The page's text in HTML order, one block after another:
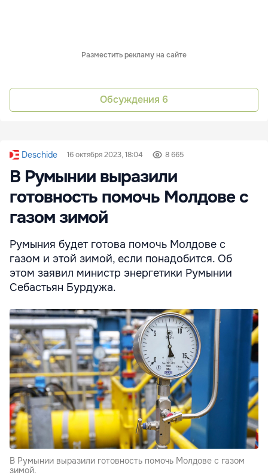
Разместить рекламу на сайте
Обсуждения 6
Deschide 16 октября 2023, 18:04 8 665
В Румынии выразили
готовность помочь Молдове с
газом зимой
Румыния будет готова помочь Молдове с
газом и этой зимой, если понадобится. Об
этом заявил министр энергетики Румынии
Себастьян Бурдужа.
В Румынии выразили готовность помочь Молдове с газом
зимой.